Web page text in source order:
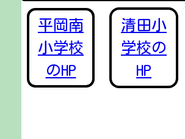
清田小
学校の
HP
平岡南
小学校
のHP